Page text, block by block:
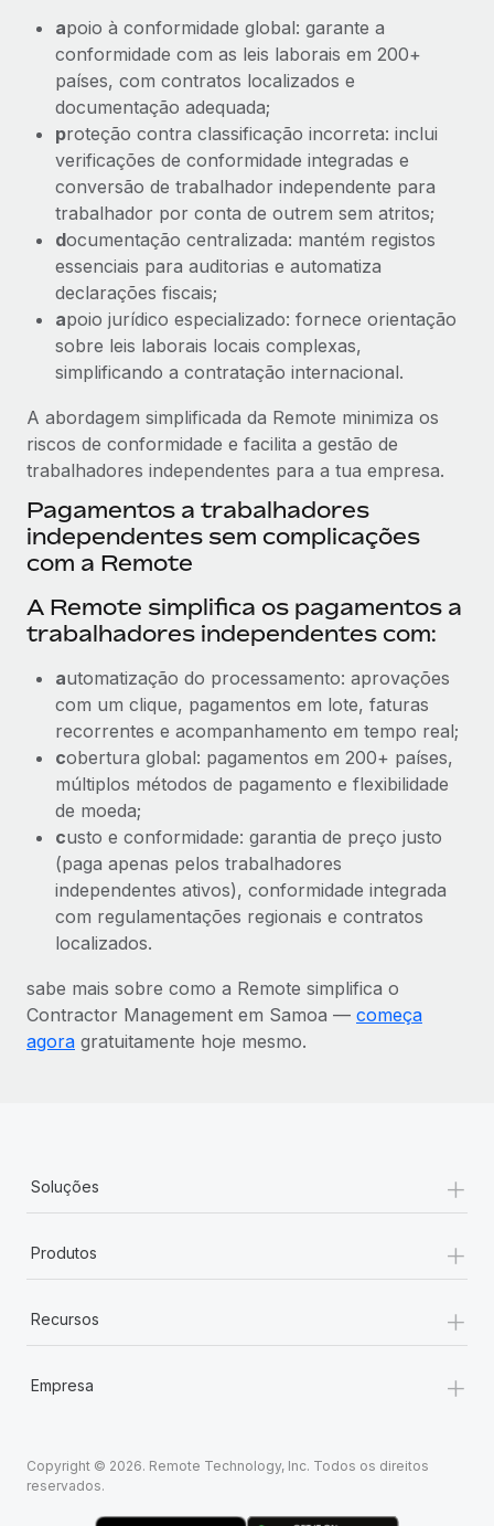
apoio à conformidade global: garante a
conformidade com as leis laborais em 200+
países, com contratos localizados e
documentação adequada;
proteção contra classificação incorreta: inclui
verificações de conformidade integradas e
conversão de trabalhador independente para
trabalhador por conta de outrem sem atritos;
documentação centralizada: mantém registos
essenciais para auditorias e automatiza
declarações fiscais;
apoio jurídico especializado: fornece orientação
sobre leis laborais locais complexas,
simplificando a contratação internacional.
A abordagem simplificada da Remote minimiza os
riscos de conformidade e facilita a gestão de
trabalhadores independentes para a tua empresa.
Pagamentos a trabalhadores
independentes sem complicações
com a Remote
A Remote simplifica os pagamentos a
trabalhadores independentes com:
automatização do processamento: aprovações
com um clique, pagamentos em lote, faturas
recorrentes e acompanhamento em tempo real;
cobertura global: pagamentos em 200+ países,
múltiplos métodos de pagamento e flexibilidade
de moeda;
custo e conformidade: garantia de preço justo
(paga apenas pelos trabalhadores
independentes ativos), conformidade integrada
com regulamentações regionais e contratos
localizados.
sabe mais sobre como a Remote simplifica o
Contractor Management em Samoa — começa
agora gratuitamente hoje mesmo.
Soluções +
Produtos +
Recursos +
Empresa +
Copyright © 2026. Remote Technology, Inc. Todos os direitos
reservados.